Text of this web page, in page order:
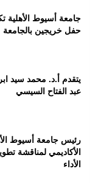
جامعة أسيوط الأهلية
حفل خريجين بالجامعة
يتقدم أ.د. محمد سيد
عبد الفتاح السيسي
رئيس جامعة أسيوط
الأكاديمي لمناقشة
الأداء